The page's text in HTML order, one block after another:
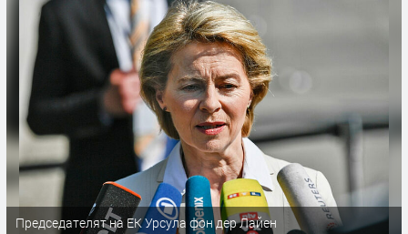
Председателят на ЕК Урсула фон дер Лайен